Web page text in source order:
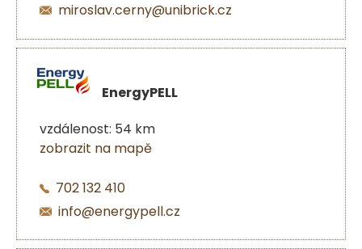
miroslav.cerny@unibrick.cz
EnergyPELL
vzdálenost: 54 km
zobrazit na mapě
702 132 410
info@energypell.cz